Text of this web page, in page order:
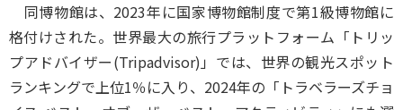
同博物館は、2023年に国家博物館制度で第1級博物館に
格付けされた。世界最大の旅行プラットフォーム「トリッ
プアドバイザー(Tripadvisor)」では、世界の観光スポット
ランキングで上位1％に入り、2024年の「トラベラーズチョ